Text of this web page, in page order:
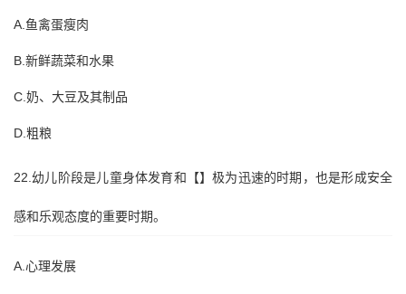
A.鱼禽蛋瘦肉
B.新鲜蔬菜和水果
C.奶、大豆及其制品
D.粗粮
22.幼儿阶段是儿童身体发育和【】极为迅速的时期，也是形成安全
感和乐观态度的重要时期。
A.心理发展